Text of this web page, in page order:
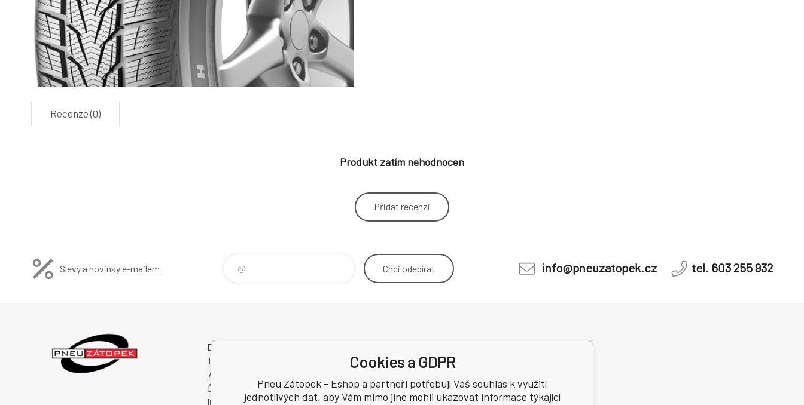
Recenze (0)
Produkt zatím nehodnocen
Přidat recenzi
Slevy a novinky e-mailem Chci odebírat info@pneuzatopek.cz tel. 603 255 932
Dalibor Zátopek
Tichá 488
74274 Tichá
Česká Republika
IČO: 63724383
Reklamace
Cookies a GDPR
Pneu Zátopek - Eshop a partneři potřebují Váš souhlas k využití
jednotlivých dat, aby Vám mimo jiné mohli ukazovat informace týkající